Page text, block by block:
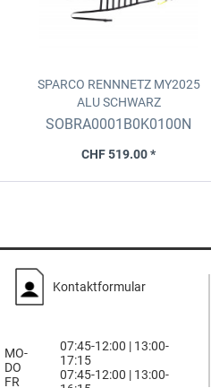
SPARCO RENNNETZ MY2025
ALU SCHWARZ
SOBRA0001B0K0100N
CHF 519.00 *
Kontaktformular
MO-
DO
FR
07:45-12:00 | 13:00-
17:15
07:45-12:00 | 13:00-